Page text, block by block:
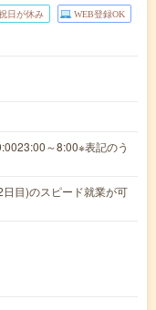
日が休み WEB登録OK
～8:00※表記のう
目)のスピード就業が可